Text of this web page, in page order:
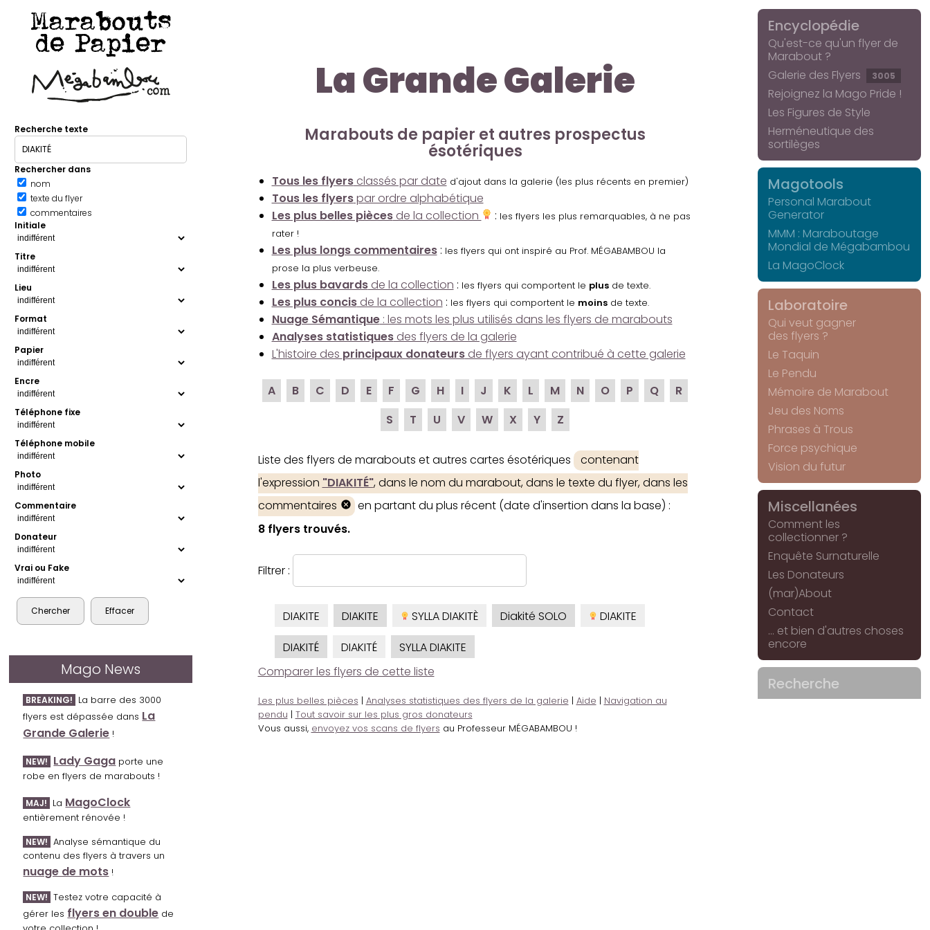
Marabouts
de Papier
Recherche texte
Rechercher dans
nom
texte du flyer
commentaires
Initiale
Titre
Lieu
Format
Papier
Encre
Téléphone fixe
Téléphone mobile
Photo
Commentaire
Donateur
Vrai ou Fake
Mago News
BREAKING! La barre des 3000
flyers est dépassée dans La
Grande Galerie !
NEW! Lady Gaga porte une
robe en flyers de marabouts !
MAJ! La MagoClock
entièrement rénovée !
NEW! Analyse sémantique du
contenu des flyers à travers un
nuage de mots !
NEW! Testez votre capacité à
gérer les flyers en double de
La Grande Galerie
Marabouts de papier et autres prospectus
ésotériques
Tous les flyersclassés par date d'ajout dans la galerie (les plus récents en premier)
Tous les flyerspar ordre alphabétique
Les plus belles piècesde la collection : les flyers les plus remarquables, à ne pas
rater !
Les plus longs commentaires: les flyers qui ont inspiré au Prof. MÉGABAMBOU la
prose la plus verbeuse.
Les plus bavardsde la collection : les flyers qui comportent le plusde texte.
Les plus concisde la collection : les flyers qui comportent le moinsde texte.
Nuage Sémantique: les mots les plus utilisés dans les flyers de marabouts
Analyses statistiquesdes flyers de la galerie
L'histoire des principaux donateursde flyers ayant contribué à cette galerie
A B C D E F G H I J K L M N O P Q
R
S
T U V W X Y Z
Liste des flyers de marabouts et autres cartes ésotériques
contenant
l'expression "DIAKITÉ", dans le nom du marabout, dans le texte du flyer, dans les
commentaires
en partant du plus récent (date d'insertion dans la base) :
8 flyers trouvés.
Filtrer :
DIAKITE DIAKITE SYLLA DIAKITÈ Diakité SOLO
DIAKITE
DIAKITÉ
DIAKITÉ
SYLLA DIAKITE
Comparer les flyers de cette liste
Les plus belles pièces | Analyses statistiques des flyers de la galerie | Aide | Navigation au
pendu | Tout savoir sur les plus gros donateurs
Vous aussi, envoyez vos scans de flyers au Professeur MÉGABAMBOU !
Encyclopédie
Qu'est-ce qu'un flyer de
Marabout ?
Galerie des Flyers
3005
Rejoignez la Mago Pride !
Les Figures de Style
Herméneutique des
sortilèges
Magotools
Personal Marabout
Generator
MMM : Maraboutage
Mondial de Mégabambou
La MagoClock
Laboratoire
Qui veut gagner
des flyers ?
Le Taquin
Le Pendu
Mémoire de Marabout
Jeu des Noms
Phrases à Trous
Force psychique
Vision du futur
Miscellanées
Comment les
collectionner ?
Enquête Surnaturelle
Les Donateurs
(mar)About
Contact
... et bien d'autres choses
encore
Recherche